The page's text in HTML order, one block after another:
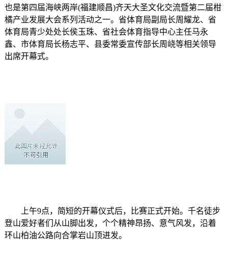
也是第四届海峡两岸(福建顺昌)齐天大圣文化交流暨第二届柑
橘产业发展大会系列活动之一。省体育局副局长周耀龙、省
体育局青少处处长侯玉珠、省社会体育指导中心主任马永
鑫、市体育局长杨志平、县委常委宣传部长周峣等相关领导
出席开幕式。
上午9点，简短的开幕仪式后，比赛正式开始。千名徒步
登山爱好者们从山脚出发，个个精神昂扬、意气风发，沿着
环山柏油公路向合掌岩山顶进发。